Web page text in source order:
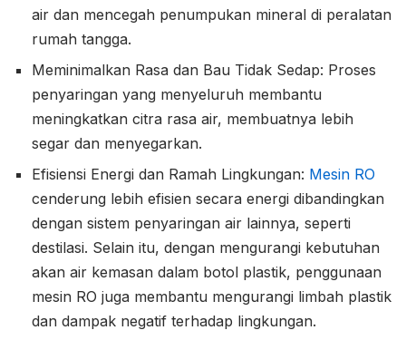
air dan mencegah penumpukan mineral di peralatan
rumah tangga.
Meminimalkan Rasa dan Bau Tidak Sedap: Proses
penyaringan yang menyeluruh membantu
meningkatkan citra rasa air, membuatnya lebih
segar dan menyegarkan.
Efisiensi Energi dan Ramah Lingkungan: Mesin RO
cenderung lebih efisien secara energi dibandingkan
dengan sistem penyaringan air lainnya, seperti
destilasi. Selain itu, dengan mengurangi kebutuhan
akan air kemasan dalam botol plastik, penggunaan
mesin RO juga membantu mengurangi limbah plastik
dan dampak negatif terhadap lingkungan.